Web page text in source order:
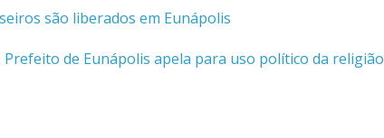
são liberados em Eunápolis
Prefeito de Eunápolis apela para uso político da religião